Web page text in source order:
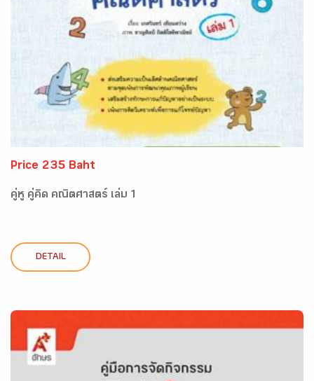
Price 235 Baht
คู่หู คู่คิด คณิตศาสตร์ เล่ม 1
DETAIL